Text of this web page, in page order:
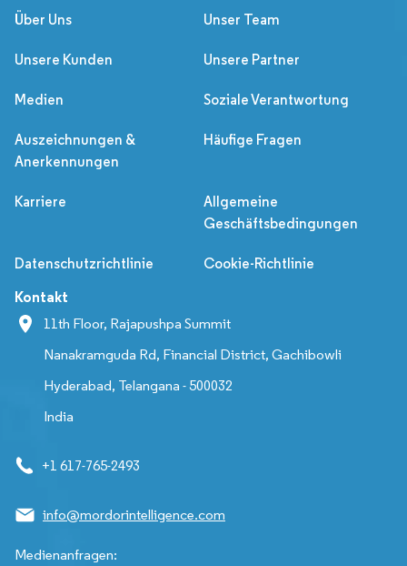
Über Uns
Unser Team
Unsere Kunden Unsere Partner
Medien Soziale Verantwortung
Auszeichnungen &
Anerkennungen
Häufige Fragen
Karriere
Allgemeine
Geschäftsbedingungen
Datenschutzrichtlinie Cookie-Richtlinie
Kontakt
11th Floor, Rajapushpa Summit
Nanakramguda Rd, Financial District, Gachibowli
Hyderabad, Telangana - 500032
India
+1 617-765-2493
info@mordorintelligence.com
Medienanfragen: